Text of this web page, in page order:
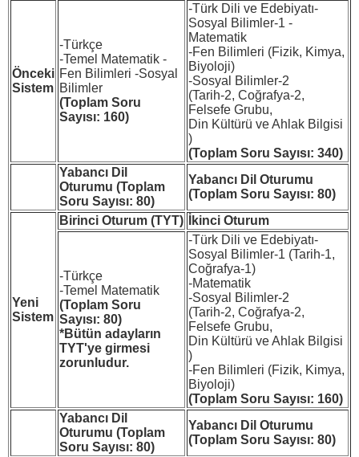
Önceki
Sistem
-Türkçe
-Temel Matematik -
Fen Bilimleri -Sosyal
Bilimler
(Toplam Soru
Sayısı: 160)
-Türk Dili ve Edebiyatı-
Sosyal Bilimler-1 -
Matematik
-Fen Bilimleri (Fizik, Kimya,
Biyoloji)
-Sosyal Bilimler-2
(Tarih-2, Coğrafya-2,
Felsefe Grubu,
Din Kültürü ve Ahlak Bilgisi
)
(Toplam Soru Sayısı: 340)
Yabancı Dil
Oturumu (Toplam
Soru Sayısı: 80)
Yabancı Dil Oturumu
(Toplam Soru Sayısı: 80)
Yeni
Sistem
Birinci Oturum (TYT) İkinci Oturum
-Türkçe
-Temel Matematik
(Toplam Soru
Sayısı: 80)
*Bütün adayların
TYT'ye girmesi
zorunludur.
-Türk Dili ve Edebiyatı-
Sosyal Bilimler-1 (Tarih-1,
Coğrafya-1)
-Matematik
-Sosyal Bilimler-2
(Tarih-2, Coğrafya-2,
Felsefe Grubu,
Din Kültürü ve Ahlak Bilgisi
)
-Fen Bilimleri (Fizik, Kimya,
Biyoloji)
(Toplam Soru Sayısı: 160)
Yabancı Dil
Oturumu (Toplam
Soru Sayısı: 80)
Yabancı Dil Oturumu
(Toplam Soru Sayısı: 80)